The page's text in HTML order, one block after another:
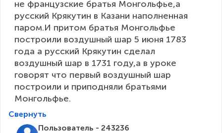
не французские братья Монгольфье,а
русский Крякутин в Казани наполненная
паром.И притом братья Монгольфье
построили воздушный шар 5 июня 1783
года а русский Крякутин сделал
воздушный шар в 1731 году,а в уроке
говорят что первый воздушный шар
построили и приподняли братьями
Монгольфье.
Свернуть
Пользователь - 243236